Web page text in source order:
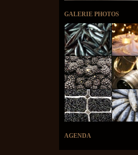
GALERIE PHOTOS
AGENDA